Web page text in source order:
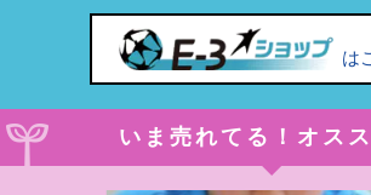
は
いま売れてる！オス